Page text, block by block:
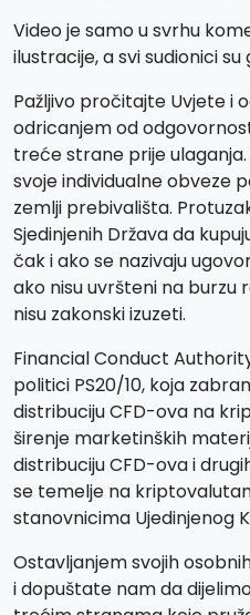
Video je samo u svrhu
ilustracije, a svi sudionici su
Pažljivo pročitajte Uvjete i
odricanjem od
treće strane prije
svoje individualne obveze
zemlji prebivališta.
Sjedinjenih Država da
čak i ako se nazivaju
ako nisu uvršteni na burzu
nisu zakonski izuzeti.
Financial Conduct
politici PS20/10, koja
distribuciju CFD-ova na
širenje marketinških
distribuciju CFD-ova i
se temelje na
stanovnicima Ujedinjenog
Ostavljanjem svojih
i dopuštate nam da